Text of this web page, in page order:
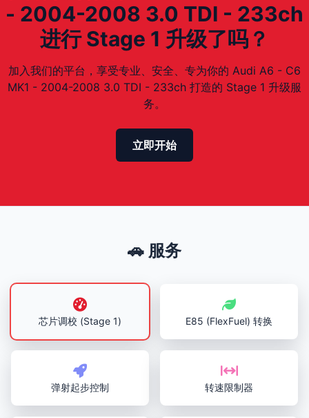
- 2004-2008 3.0 TDI - 233ch
进行 Stage 1 升级了吗？
加入我们的平台，享受专业、安全、专为你的 Audi A6 - C6
MK1 - 2004-2008 3.0 TDI - 233ch 打造的 Stage 1 升级服
务。
立即开始
🚗 服务
芯片调校 (Stage 1) E85 (FlexFuel) 转换
弹射起步控制 转速限制器